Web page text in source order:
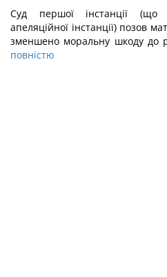
Суд першої інстанції (що
апеляційної інстанції) позов
зменшено моральну шкоду до
повністю